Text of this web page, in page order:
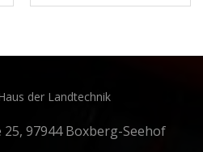
der Landtechnik
97944 Boxberg-Seehof